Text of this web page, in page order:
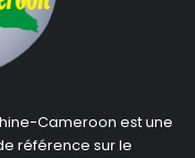
Cameroon est une
référence sur le